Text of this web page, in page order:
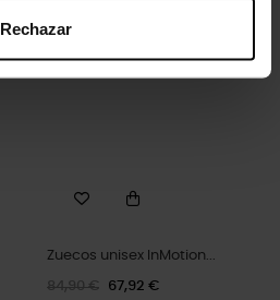
Rechazar
Zuecos unisex InMotion...
84,90 € 67,92 €